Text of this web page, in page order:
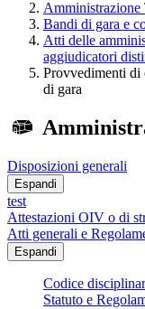
Amministrazione
Bandi di gara e
Atti delle
aggiudicatori
Provvedimenti di
di gara
Disposizioni generali
Espandi
test
Attestazioni OIV o di
Atti generali e
Espandi
Codice
Statuto e